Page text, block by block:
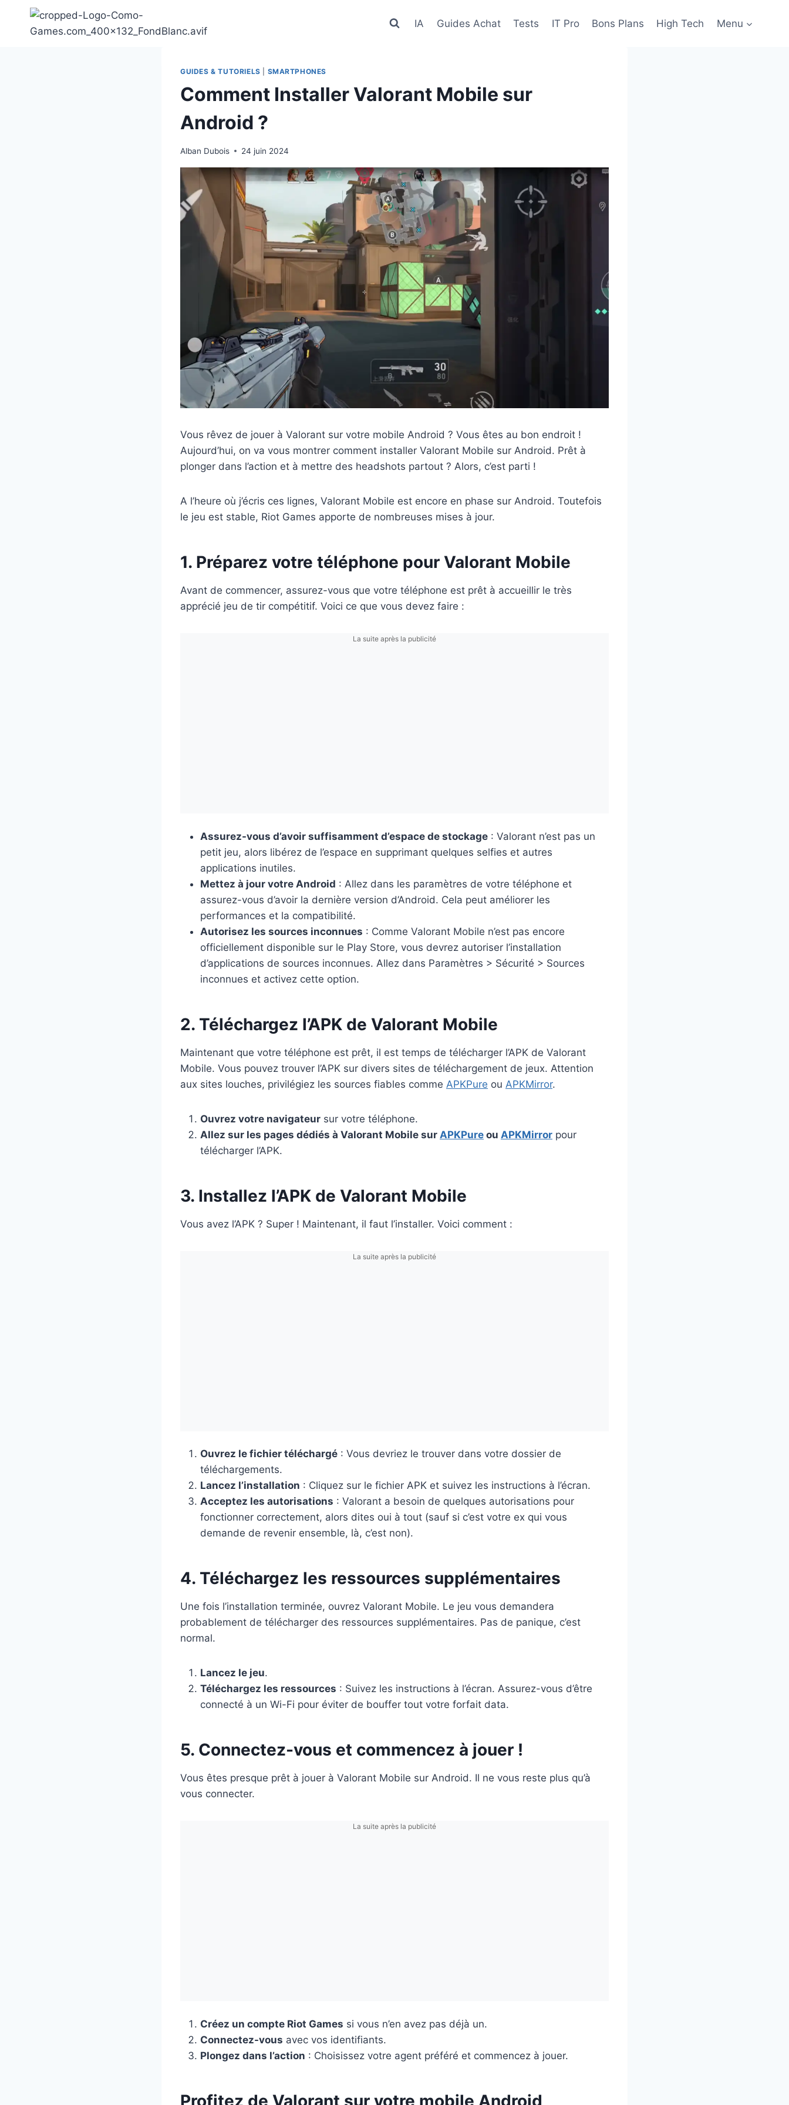
contenu
IA Guides Achat Tests IT Pro Bons Plans High Tech Menu
GUIDES & TUTORIELS SMARTPHONES
Comment Installer Valorant Mobile sur
Android ?
Alban Dubois 24 juin 2024
Vous rêvez de jouer à Valorant sur votre mobile Android ? Vous êtes au bon endroit !
Aujourd’hui, on va vous montrer comment installer Valorant Mobile sur Android. Prêt à
plonger dans l’action et à mettre des headshots partout ? Alors, c’est parti !
A l’heure où j’écris ces lignes, Valorant Mobile est encore en phase sur Android. Toutefois
le jeu est stable, Riot Games apporte de nombreuses mises à jour.
1. Préparez votre téléphone pour Valorant Mobile
Avant de commencer, assurez-vous que votre téléphone est prêt à accueillir le très
apprécié jeu de tir compétitif. Voici ce que vous devez faire :
La suite après la publicité
Assurez-vous d’avoir suffisamment d’espace de stockage : Valorant n’est pas un
petit jeu, alors libérez de l’espace en supprimant quelques selfies et autres
applications inutiles.
Mettez à jour votre Android : Allez dans les paramètres de votre téléphone et
assurez-vous d’avoir la dernière version d’Android. Cela peut améliorer les
performances et la compatibilité.
Autorisez les sources inconnues : Comme Valorant Mobile n’est pas encore
officiellement disponible sur le Play Store, vous devrez autoriser l’installation
d’applications de sources inconnues. Allez dans Paramètres > Sécurité > Sources
inconnues et activez cette option.
2. Téléchargez l’APK de Valorant Mobile
Maintenant que votre téléphone est prêt, il est temps de télécharger l’APK de Valorant
Mobile. Vous pouvez trouver l’APK sur divers sites de téléchargement de jeux. Attention
aux sites louches, privilégiez les sources fiables comme APKPure ou APKMirror.
Ouvrez votre navigateur sur votre téléphone.
Allez sur les pages dédiés à Valorant Mobile sur APKPure ou APKMirror pour
télécharger l’APK.
3. Installez l’APK de Valorant Mobile
Vous avez l’APK ? Super ! Maintenant, il faut l’installer. Voici comment :
La suite après la publicité
Ouvrez le fichier téléchargé : Vous devriez le trouver dans votre dossier de
téléchargements.
Lancez l’installation : Cliquez sur le fichier APK et suivez les instructions à l’écran.
Acceptez les autorisations : Valorant a besoin de quelques autorisations pour
fonctionner correctement, alors dites oui à tout (sauf si c’est votre ex qui vous
demande de revenir ensemble, là, c’est non).
4. Téléchargez les ressources supplémentaires
Une fois l’installation terminée, ouvrez Valorant Mobile. Le jeu vous demandera
probablement de télécharger des ressources supplémentaires. Pas de panique, c’est
normal.
Lancez le jeu.
Téléchargez les ressources : Suivez les instructions à l’écran. Assurez-vous d’être
connecté à un Wi-Fi pour éviter de bouffer tout votre forfait data.
5. Connectez-vous et commencez à jouer !
Vous êtes presque prêt à jouer à Valorant Mobile sur Android. Il ne vous reste plus qu’à
vous connecter.
La suite après la publicité
Créez un compte Riot Games si vous n’en avez pas déjà un.
Connectez-vous avec vos identifiants.
Plongez dans l’action : Choisissez votre agent préféré et commencez à jouer.
Profitez de Valorant sur votre mobile Android